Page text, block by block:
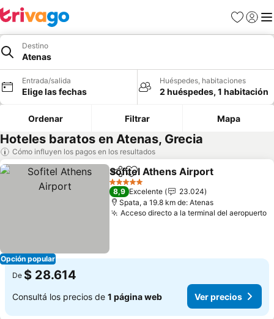
Favoritos
Iniciar
Destino
Atenas
Entrada/salida
Elige las fechas
Huéspedes, habitaciones
2 huéspedes, 1 habitación
Ordenar Filtrar Mapa
Hoteles baratos en Atenas, Grecia
Cómo influyen los pagos en los resultados
Opción popular
CompartirAñadir a favoritos
Sofitel Athens Airport
5 Estrellas
8,9 Excelente
23.024
Spata, a 19.8 km de: Atenas
Acceso directo a la terminal del aeropuerto
De $ 28.614
Consultá los precios de 1 página web Ver precios